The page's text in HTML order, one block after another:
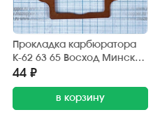
Прокладка карбюратора
К-62 63 65 Восход Минск
Планета Юпитер Урал
Днепр Буран Муравей
(верхн.крышки)
44 ₽
в корзину